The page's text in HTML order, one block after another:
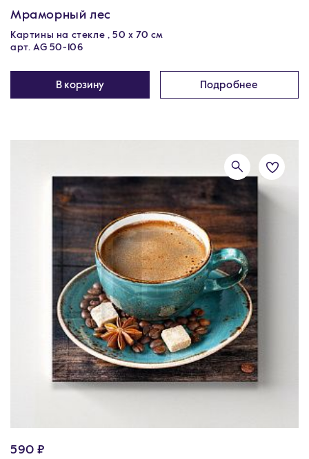
Мраморный лес
Картины на стекле , 50 х 70 см
арт. AG 50-106
В корзину Подробнее
590 ₽